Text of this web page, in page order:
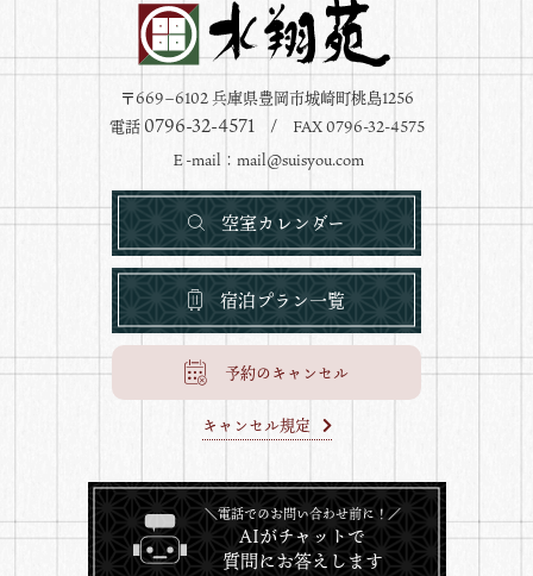
〒669−6102 兵庫県豊岡市城崎町桃島1256
電話 0796-32-4571/ FAX 0796-32-4575
Ｅ-mail： mail@suisyou.com
空室カレンダー
宿泊プラン一覧
予約のキャンセル
キャンセル規定
＼電話でのお問い合わせ前に！／
AIがチャットで
質問にお答えします